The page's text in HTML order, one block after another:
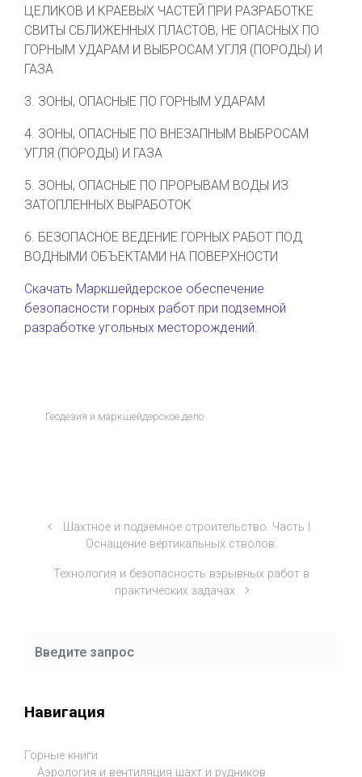
ЦЕЛИКОВ И КРАЕВЫХ ЧАСТЕЙ ПРИ РАЗРАБОТКЕ
СВИТЫ СБЛИЖЕННЫХ ПЛАСТОВ, НЕ ОПАСНЫХ ПО
ГОРНЫМ УДАРАМ И ВЫБРОСАМ УГЛЯ (ПОРОДЫ) И
ГАЗА
3. ЗОНЫ, ОПАСНЫЕ ПО ГОРНЫМ УДАРАМ
4. ЗОНЫ, ОПАСНЫЕ ПО ВНЕЗАПНЫМ ВЫБРОСАМ
УГЛЯ (ПОРОДЫ) И ГАЗА
5. ЗОНЫ, ОПАСНЫЕ ПО ПРОРЫВАМ ВОДЫ ИЗ
ЗАТОПЛЕННЫХ ВЫРАБОТОК
6. БЕЗОПАСНОЕ ВЕДЕНИЕ ГОРНЫХ РАБОТ ПОД
ВОДНЫМИ ОБЪЕКТАМИ НА ПОВЕРХНОСТИ
Скачать Маркшейдерское обеспечение
безопасности горных работ при подземной
разработке угольных месторождений.
Геодезия и маркшейдерское дело
Шахтное и подземное строительство. Часть I.
Оснащение вертикальных стволов.
Технология и безопасность взрывных работ в
практических задачах
Навигация
Горные книги
Аэрология и вентиляция шахт и рудников